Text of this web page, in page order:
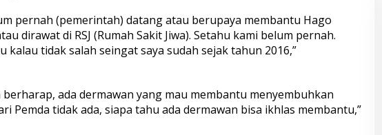
pernah (pemerintah) datang atau berupaya membantu Hago
dirawat di RSJ (Rumah Sakit Jiwa). Setahu kami belum pernah.
kalau tidak salah seingat saya sudah sejak tahun 2016,”
ada dermawan yang mau membantu menyembuhkan
Pemda tidak ada, siapa tahu ada dermawan bisa ikhlas membantu,”